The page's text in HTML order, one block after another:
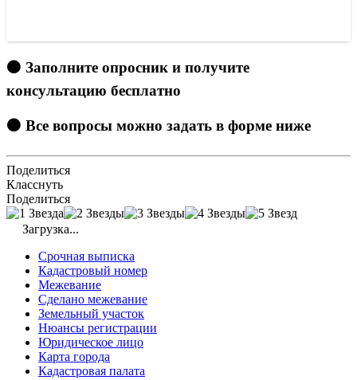
🟠 Заполните опросник и получите
консультацию бесплатно
🟠 Все вопросы можно задать в форме ниже
Поделиться
Класснуть
Поделиться
Загрузка...
Срочная выписка
Кадастровый номер
Межевание
Сделано межевание
Земельный участок
Нюансы регистрации
Юридическое лицо
Карта города
Кадастровая палата